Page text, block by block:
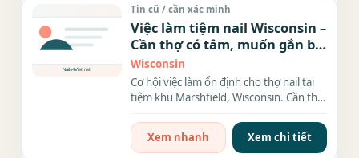
Tin cũ / cần xác minh
Việc làm tiệm nail Wisconsin –
Cần thợ có tâm, muốn gắn bó
lâu dài
Wisconsin
Cơ hội việc làm ổn định cho thợ nail tại
tiệm khu Marshfield, Wisconsin. Cần thợ
Xem nhanh
Xem chi tiết